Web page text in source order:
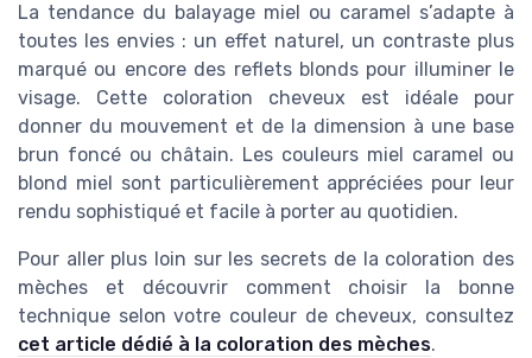
La tendance du balayage miel ou caramel s’adapte à
toutes les envies : un effet naturel, un contraste plus
marqué ou encore des reflets blonds pour illuminer le
visage. Cette coloration cheveux est idéale pour
donner du mouvement et de la dimension à une base
brun foncé ou châtain. Les couleurs miel caramel ou
blond miel sont particulièrement appréciées pour leur
rendu sophistiqué et facile à porter au quotidien.
Pour aller plus loin sur les secrets de la coloration des
mèches et découvrir comment choisir la bonne
technique selon votre couleur de cheveux, consultez
cet article dédié à la coloration des mèches.